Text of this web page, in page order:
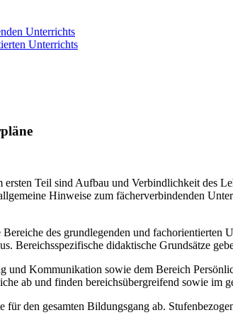
Unterrichts
Unterrichts
Teil sind Aufbau und Verbindlichkeit des
Hinweise zum fächerverbindenden
des grundlegenden und
Bereichsspezifische didaktische Grundsätze
und Kommunikation sowie dem Bereich
ab und finden bereichsübergreifend sowie im
den gesamten Bildungsgang ab.